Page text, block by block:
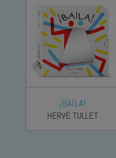
¡BAILA!
HERVÉ TULLET